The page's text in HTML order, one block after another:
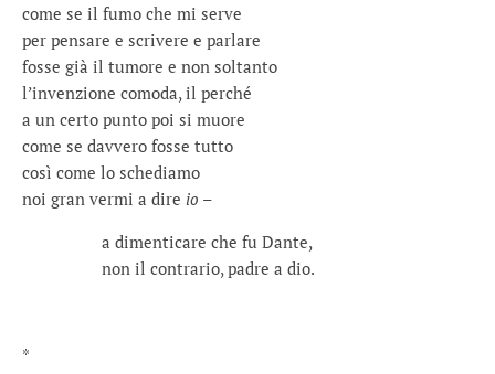
come se il fumo che mi serve
per pensare e scrivere e parlare
fosse già il tumore e non soltanto
l’invenzione comoda, il perché
a un certo punto poi si muore
come se davvero fosse tutto
così come lo schediamo
noi gran vermi a dire io –
a dimenticare che fu Dante,
non il contrario, padre a dio.
*